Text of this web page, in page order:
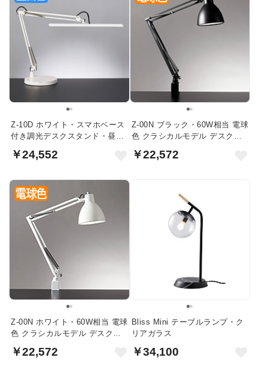
Z-10D ホワイト・スマホベース
付き調光デスクスタンド・昼白
￥24,552
Z-00N ブラック・60W相当 電球
色 クラシカルモデル デスクラ
￥22,572
Z-00N ホワイト・60W相当 電球
色 クラシカルモデル デスクラ
￥22,572
Bliss Mini テーブルランプ・ク
リアガラス
￥34,100